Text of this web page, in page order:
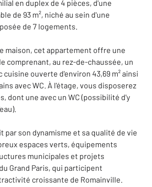
en duplex de 4 pièces, d'une
de 93 m², niché au sein d'une
de 7 logements.
maison, cet appartement offre une
comprenant, au rez-de-chaussée, un
cuisine ouverte d'environ 43,69 m² ainsi
avec WC. À l'étage, vous disposerez
dont une avec un WC (possibilité d'y
par son dynamisme et sa qualité de vie
espaces verts, équipements
municipales et projets
Grand Paris, qui participent
croissante de Romainville.